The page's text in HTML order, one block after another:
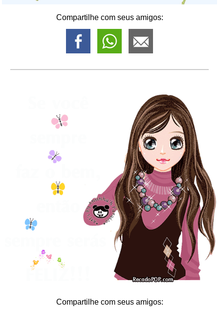
Compartilhe com seus amigos:
Compartilhe com seus amigos: